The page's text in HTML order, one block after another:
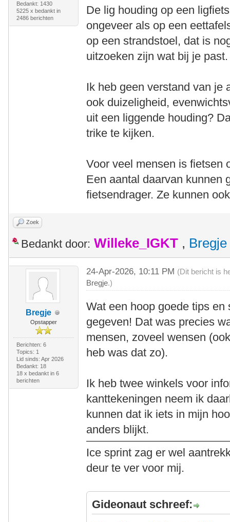
Bedankt: 1430
5225 x bedankt in
2486 berichten
De lig houding op een
ongeveer als op een
op een strandstoel, dat is
uitzoeken zijn wat bij je past.
Ik heb geen verstand van je
ook duizeligheid,
uit een liggende houding?
trike te kijken.
Voor veel mensen is fietsen
Een aantal daarvan kunnen
fietsendrager. Ze kunnen
Zoek
Bedankt door: Willeke_IGKT , Bregje
Bregje
Opstapper
Berichten: 6
Topics: 1
Lid sinds: Apr 2026
Bedankt: 18
18 x bedankt in 6
berichten
24-Apr-2026, 10:11 PM (Dit bericht is
Bregje.)
Wat een hoop goede tips
gegeven! Dat was precies
mensen, zoveel wensen
heb was dat zo).
Ik heb twee winkels voor
kanttekeningen neem ik
kunnen dat ik iets in mijn
anders blijkt.
Ice sprint zag er wel
deur te ver voor mij.
Gideonaut schreef: